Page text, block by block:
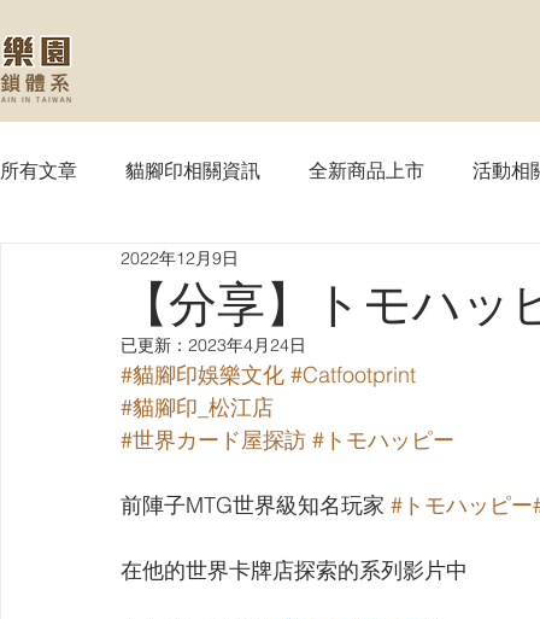
所有文章 貓腳印相關資訊 全新商品上市 活動相
【MTG】魔法風雲會
【SVE】闇影詩章 【WIXOSS】戰鬥少女
【VIVIDZ】Vividz 【BS】Battle Spirits
【分享】トモハ
2022年12月9日
已更新： 2023年4月24日
#貓腳印娛樂文化 #Catfootprint
#貓腳印_松江店
#世界カード屋探訪 #トモハッピー
前陣子MTG世界級知名玩家 #トモハッピー
在他的世界卡牌店探索的系列影片中